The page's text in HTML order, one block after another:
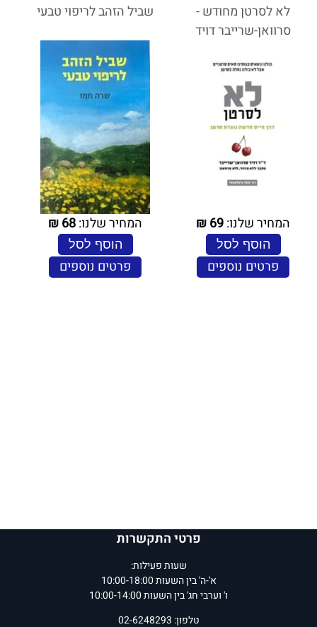
לא לסרטן מחודש -
סרוואן-שרייבר דויד
המחיר שלנו:69
₪
הוסף לסל
פרטים נוספים
שביל הזהב לריפוי טבעי
המחיר שלנו:68
₪
הוסף לסל
פרטים נוספים
פרטי התקשרות
שעות פעילות:
א'-ה' בין השעות 10:00-18:00
ו' וערבי חג' בין השעות 10:00-14:00
טלפון: 02-6248293